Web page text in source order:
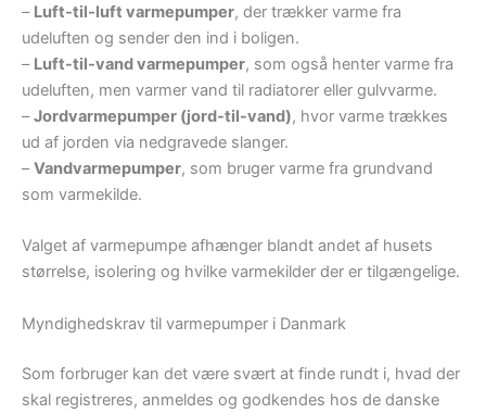
– Luft-til-luft varmepumper, der trækker varme fra
udeluften og sender den ind i boligen.
– Luft-til-vand varmepumper, som også henter varme fra
udeluften, men varmer vand til radiatorer eller gulvvarme.
–Jordvarmepumper (jord-til-vand), hvor varme trækkes
ud af jorden via nedgravede slanger.
–Vandvarmepumper, som bruger varme fra grundvand
som varmekilde.
Valget af varmepumpe afhænger blandt andet af husets
størrelse, isolering og hvilke varmekilder der er tilgængelige.
Myndighedskrav til varmepumper i Danmark
Som forbruger kan det være svært at finde rundt i, hvad der
skal registreres, anmeldes og godkendes hos de danske